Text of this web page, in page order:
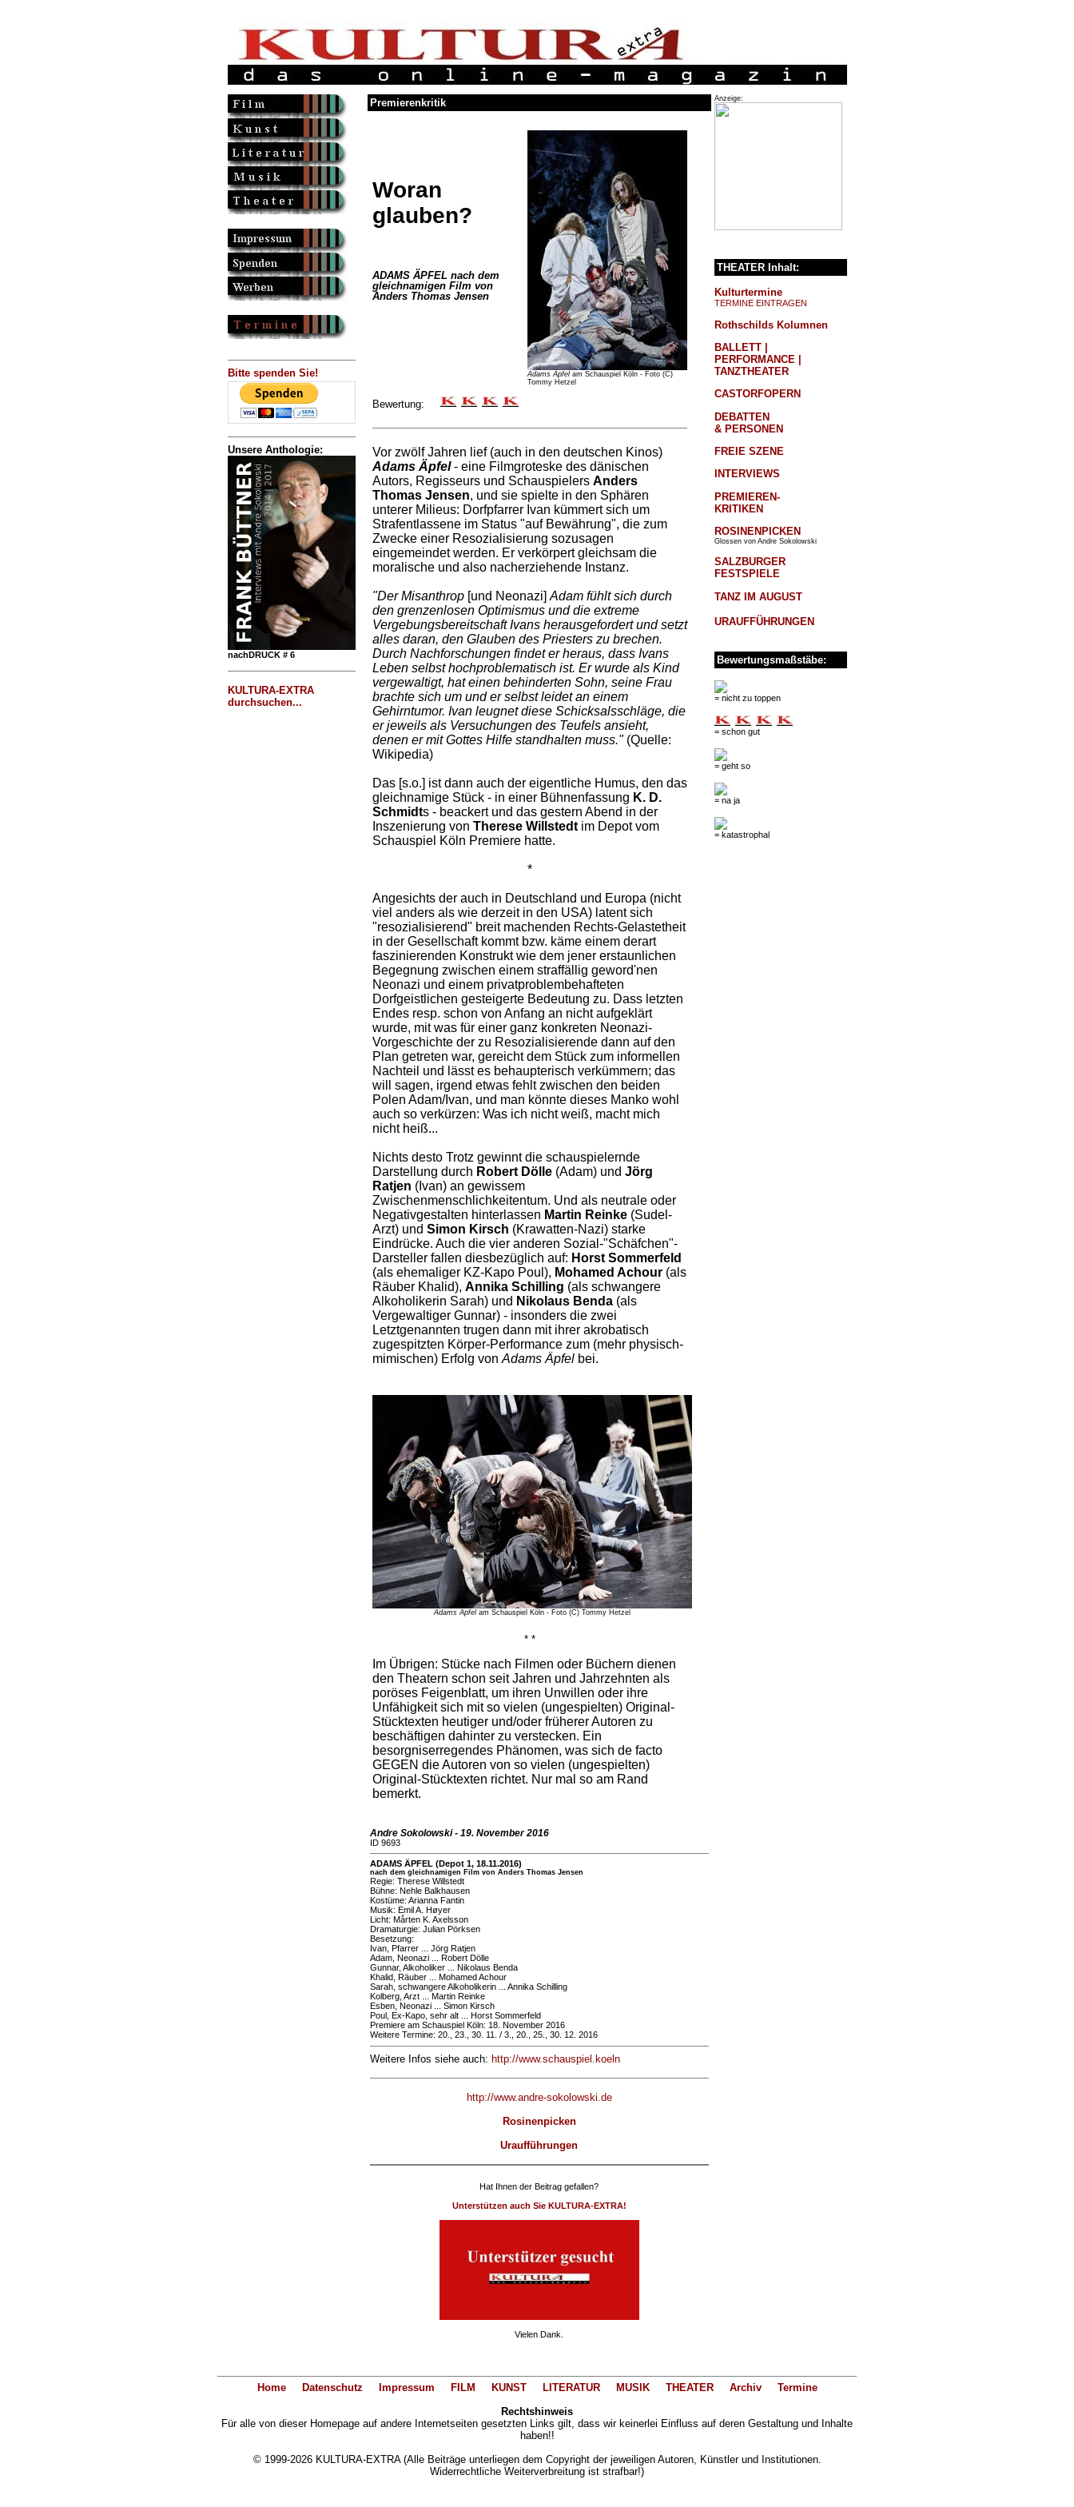
Bitte spenden Sie!
Unsere Anthologie:
nachDRUCK # 6
KULTURA-EXTRA
durchsuchen...
Premierenkritik
Woran
glauben?
ADAMS ÄPFEL nach dem
gleichnamigen Film von
Anders Thomas Jensen
Adams Äpfelam Schauspiel Köln - Foto (C)
Tommy Hetzel
Bewertung:
Vor zwölf Jahren lief (auch in den deutschen Kinos)
Adams Äpfel- eine Filmgroteske des dänischen
Autors, Regisseurs und Schauspielers Anders
Thomas Jensen, und sie spielte in den Sphären
unterer Milieus: Dorfpfarrer Ivan kümmert sich um
Strafentlassene im Status "auf Bewährung", die zum
Zwecke einer Resozialisierung sozusagen
eingemeindet werden. Er verkörpert gleichsam die
moralische und also nacherziehende Instanz.
"Der Misanthrop[und Neonazi] Adam fühlt sich durch
den grenzenlosen Optimismus und die extreme
Vergebungsbereitschaft Ivans herausgefordert und setzt
alles daran, den Glauben des Priesters zu brechen.
Durch Nachforschungen findet er heraus, dass Ivans
Leben selbst hochproblematisch ist. Er wurde als Kind
vergewaltigt, hat einen behinderten Sohn, seine Frau
brachte sich um und er selbst leidet an einem
Gehirntumor. Ivan leugnet diese Schicksalsschläge, die
er jeweils als Versuchungen des Teufels ansieht,
denen er mit Gottes Hilfe standhalten muss."(Quelle:
Wikipedia)
Das [s.o.] ist dann auch der eigentliche Humus, den das
gleichnamige Stück - in einer Bühnenfassung K. D.
Schmidts - beackert und das gestern Abend in der
Inszenierung von Therese Willstedtim Depot vom
Schauspiel Köln Premiere hatte.
*
Angesichts der auch in Deutschland und Europa (nicht
viel anders als wie derzeit in den USA) latent sich
"resozialisierend" breit machenden Rechts-Gelastetheit
in der Gesellschaft kommt bzw. käme einem derart
faszinierenden Konstrukt wie dem jener erstaunlichen
Begegnung zwischen einem straffällig geword'nen
Neonazi und einem privatproblembehafteten
Dorfgeistlichen gesteigerte Bedeutung zu. Dass letzten
Endes resp. schon von Anfang an nicht aufgeklärt
wurde, mit was für einer ganz konkreten Neonazi-
Vorgeschichte der zu Resozialisierende dann auf den
Plan getreten war, gereicht dem Stück zum informellen
Nachteil und lässt es behaupterisch verkümmern; das
will sagen, irgend etwas fehlt zwischen den beiden
Polen Adam/Ivan, und man könnte dieses Manko wohl
auch so verkürzen: Was ich nicht weiß, macht mich
nicht heiß...
Nichts desto Trotz gewinnt die schauspielernde
Darstellung durch Robert Dölle(Adam) und Jörg
Ratjen (Ivan) an gewissem
Zwischenmenschlichkeitentum. Und als neutrale oder
Negativgestalten hinterlassen Martin Reinke(Sudel-
Arzt) und Simon Kirsch (Krawatten-Nazi) starke
Eindrücke. Auch die vier anderen Sozial-"Schäfchen"-
Darsteller fallen diesbezüglich auf: Horst Sommerfeld
(als ehemaliger KZ-Kapo Poul), Mohamed Achour(als
Räuber Khalid), Annika Schilling (als schwangere
Alkoholikerin Sarah) und Nikolaus Benda(als
Vergewaltiger Gunnar) - insonders die zwei
Letztgenannten trugen dann mit ihrer akrobatisch
zugespitzten Körper-Performance zum (mehr physisch-
mimischen) Erfolg von Adams Äpfelbei.
Adams Äpfelam Schauspiel Köln - Foto (C) Tommy Hetzel
* *
Im Übrigen: Stücke nach Filmen oder Büchern dienen
den Theatern schon seit Jahren und Jahrzehnten als
poröses Feigenblatt, um ihren Unwillen oder ihre
Unfähigkeit sich mit so vielen (ungespielten) Original-
Stücktexten heutiger und/oder früherer Autoren zu
beschäftigen dahinter zu verstecken. Ein
besorgniserregendes Phänomen, was sich de facto
GEGEN die Autoren von so vielen (ungespielten)
Original-Stücktexten richtet. Nur mal so am Rand
bemerkt.
Andre Sokolowski - 19. November 2016
ID 9693
ADAMS ÄPFEL (Depot 1, 18.11.2016)
nach dem gleichnamigen Film von Anders Thomas Jensen
Regie: Therese Willstedt
Bühne: Nehle Balkhausen
Kostüme: Arianna Fantin
Musik: Emil A. Høyer
Licht: Mårten K. Axelsson
Dramaturgie: Julian Pörksen
Besetzung:
Ivan, Pfarrer ... Jörg Ratjen
Adam, Neonazi ... Robert Dölle
Gunnar, Alkoholiker ... Nikolaus Benda
Khalid, Räuber ... Mohamed Achour
Sarah, schwangere Alkoholikerin ... Annika Schilling
Kolberg, Arzt ... Martin Reinke
Esben, Neonazi ... Simon Kirsch
Poul, Ex-Kapo, sehr alt ... Horst Sommerfeld
Premiere am Schauspiel Köln: 18. November 2016
Weitere Termine: 20., 23., 30. 11. / 3., 20., 25., 30. 12. 2016
Weitere Infos siehe auch: http://www.schauspiel.koeln
http://www.andre-sokolowski.de
Rosinenpicken
Uraufführungen
Hat Ihnen der Beitrag gefallen?
Unterstützen auch Sie KULTURA-EXTRA!
Vielen Dank.
Anzeige:
THEATER Inhalt:
Kulturtermine
TERMINE EINTRAGEN
Rothschilds Kolumnen
BALLETT |
PERFORMANCE |
TANZTHEATER
CASTORFOPERN
DEBATTEN
& PERSONEN
FREIE SZENE
INTERVIEWS
PREMIEREN-
KRITIKEN
ROSINENPICKEN
Glossen von Andre Sokolowski
SALZBURGER
FESTSPIELE
TANZ IM AUGUST
URAUFFÜHRUNGEN
Bewertungsmaßstäbe:
= nicht zu toppen
= schon gut
= geht so
= na ja
= katastrophal
Home Datenschutz Impressum FILM KUNST LITERATUR MUSIK THEATER Archiv
Termine
Rechtshinweis
Für alle von dieser Homepage auf andere Internetseiten gesetzten Links gilt, dass wir keinerlei Einfluss auf deren Gestaltung und Inhalte
haben!!
© 1999-2026 KULTURA-EXTRA (Alle Beiträge unterliegen dem Copyright der jeweiligen Autoren, Künstler und Institutionen.
Widerrechtliche Weiterverbreitung ist strafbar!)